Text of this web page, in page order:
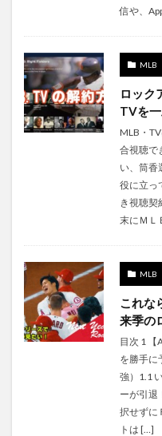
信や、
MLB
ロック
TVを
MLB・
合視聴で
い、筒香
役に立っ
き視聴契
末にＭＬ
MLB
これな
来季の
目次 1 【
を勝手に
強）1.1
ーが引退
択せずに
トは […]